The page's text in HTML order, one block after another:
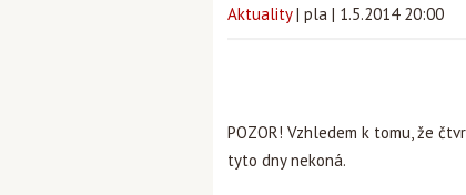
Aktuality | pla | 1.5.2014 20:00
POZOR! Vzhledem k tomu, že
tyto dny nekoná.